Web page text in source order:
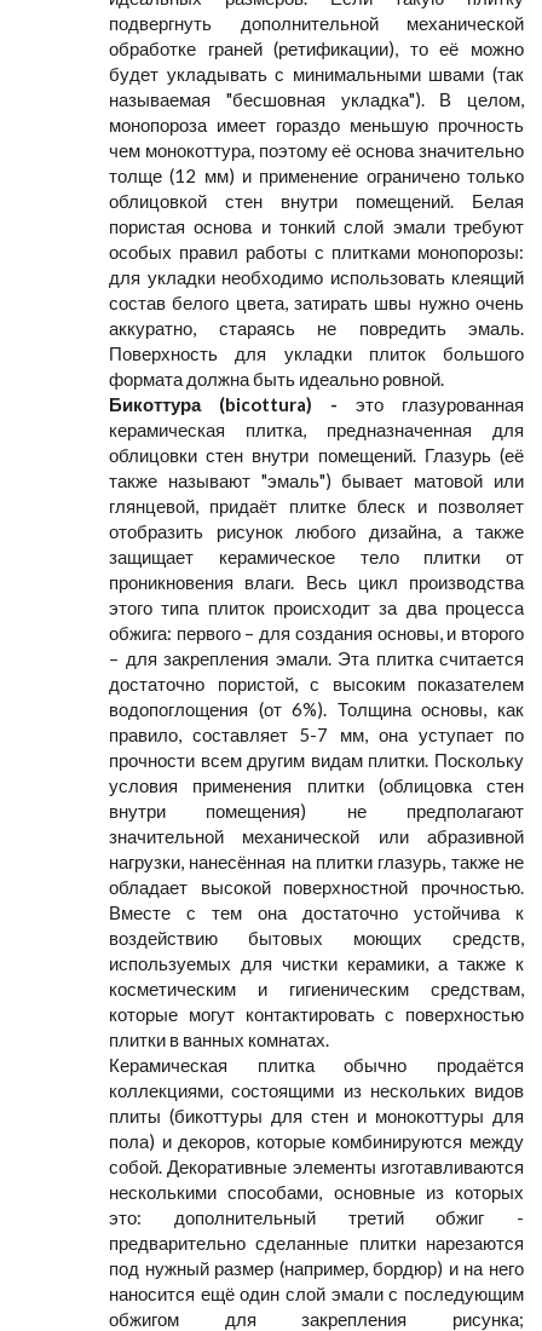
подвергнуть дополнительной механической
обработке граней (ретификации), то её можно
будет укладывать с минимальными швами (так
называемая "бесшовная укладка"). В целом,
монопороза имеет гораздо меньшую прочность
чем монокоттура, поэтому её основа значительно
толще (12 мм) и применение ограничено только
облицовкой стен внутри помещений. Белая
пористая основа и тонкий слой эмали требуют
особых правил работы с плитками монопорозы:
для укладки необходимо использовать клеящий
состав белого цвета, затирать швы нужно очень
аккуратно, стараясь не повредить эмаль.
Поверхность для укладки плиток большого
формата должна быть идеально ровной.
Бикоттура (bicottura) - это глазурованная
керамическая плитка, предназначенная для
облицовки стен внутри помещений. Глазурь (её
также называют "эмаль") бывает матовой или
глянцевой, придаёт плитке блеск и позволяет
отобразить рисунок любого дизайна, а также
защищает керамическое тело плитки от
проникновения влаги. Весь цикл производства
этого типа плиток происходит за два процесса
обжига: первого – для создания основы, и второго
– для закрепления эмали. Эта плитка считается
достаточно пористой, с высоким показателем
водопоглощения (от 6%). Толщина основы, как
правило, составляет 5-7 мм, она уступает по
прочности всем другим видам плитки. Поскольку
условия применения плитки (облицовка стен
внутри помещения) не предполагают
значительной механической или абразивной
нагрузки, нанесённая на плитки глазурь, также не
обладает высокой поверхностной прочностью.
Вместе с тем она достаточно устойчива к
воздействию бытовых моющих средств,
используемых для чистки керамики, а также к
косметическим и гигиеническим средствам,
которые могут контактировать с поверхностью
плитки в ванных комнатах.
Керамическая плитка обычно продаётся
коллекциями, состоящими из нескольких видов
плиты (бикоттуры для стен и монокоттуры для
пола) и декоров, которые комбинируются между
собой. Декоративные элементы изготавливаются
несколькими способами, основные из которых
это: дополнительный третий обжиг -
предварительно сделанные плитки нарезаются
под нужный размер (например, бордюр) и на него
наносится ещё один слой эмали с последующим
обжигом для закрепления рисунка;